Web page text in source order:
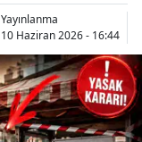
Yayınlanma
10 Haziran 2026 - 16:44